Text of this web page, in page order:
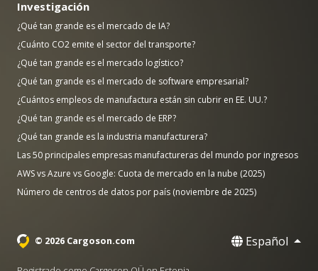
Investigación
¿Qué tan grande es el mercado de IA?
¿Cuánto CO2 emite el sector del transporte?
¿Qué tan grande es el mercado logístico?
¿Qué tan grande es el mercado de software empresarial?
¿Cuántos empleos de manufactura están sin cubrir en EE. UU.?
¿Qué tan grande es el mercado de ERP?
¿Qué tan grande es la industria manufacturera?
Las 50 principales empresas manufactureras del mundo por ingresos
AWS vs Azure vs Google: Cuota de mercado en la nube (2025)
Número de centros de datos por país (noviembre de 2025)
© 2026 Cargoson.com Español